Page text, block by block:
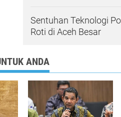
Sentuhan Teknologi
Roti di Aceh Besar
ANDA